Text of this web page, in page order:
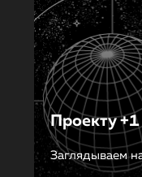
Проекту +1
Заглядываем